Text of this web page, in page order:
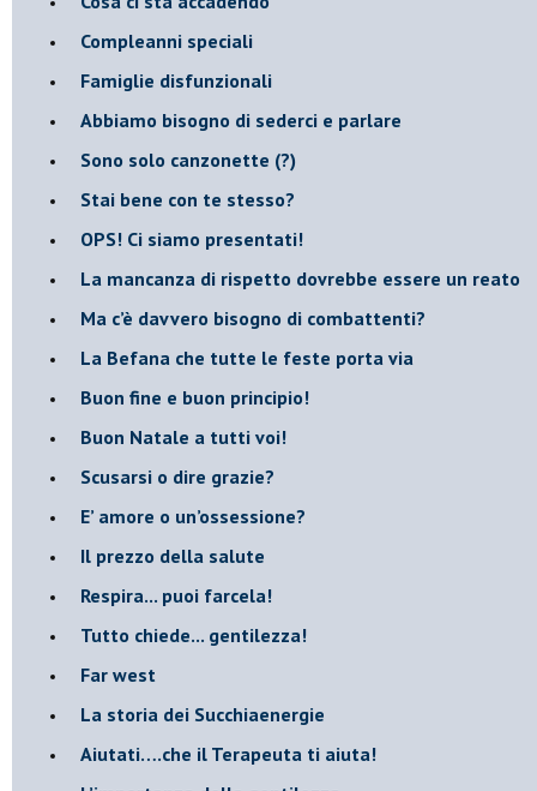
​Compleanni speciali
​Famiglie disfunzionali
​Abbiamo bisogno di sederci e parlare
Sono solo canzonette (?)
​Stai bene con te stesso?
​OPS! Ci siamo presentati!
​La mancanza di rispetto dovrebbe essere un reato
​Ma c’è davvero bisogno di combattenti?
​La Befana che tutte le feste porta via
Buon fine e buon principio!
​Buon Natale a tutti voi!
​Scusarsi o dire grazie?
​E’ amore o un’ossessione?
​Il prezzo della salute
​Respira... puoi farcela!
​Tutto chiede... gentilezza!
​Far west
​La storia dei Succhiaenergie
​Aiutati….che il Terapeuta ti aiuta!